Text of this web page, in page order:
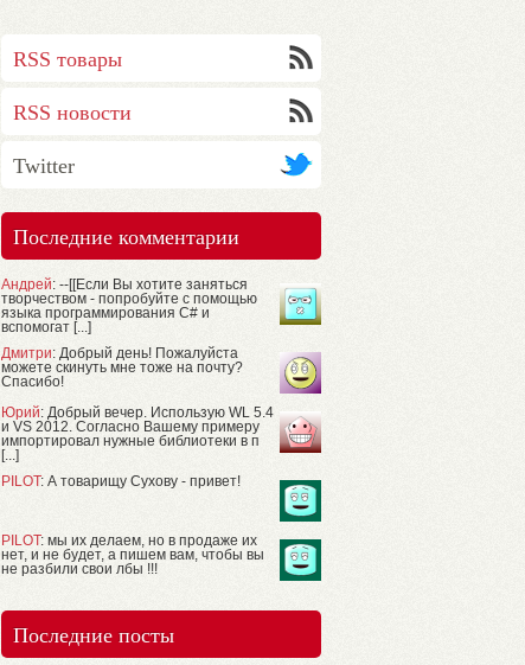
RSS товары
RSS новости
Twitter
Последние комментарии
Андрей: --[[Если Вы хотите заняться
творчеством - попробуйте с помощью
языка программирования C# и
вспомогат [...]
Дмитри: Добрый день! Пожалуйста
можете скинуть мне тоже на почту?
Спасибо!
Юрий: Добрый вечер. Использую WL 5.4
и VS 2012. Согласно Вашему примеру
импортировал нужные библиотеки в п
[...]
PILOT: А товарищу Сухову - привет!
PILOT: мы их делаем, но в продаже их
нет, и не будет, а пишем вам, чтобы вы
не разбили свои лбы !!!
Последние посты